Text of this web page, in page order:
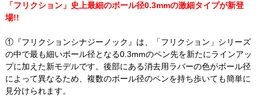
「フリクション」史上最細のボール径0.3mmの激細タイプが新登
場!!
①『フリクションシナジーノック』は、「フリクション」シリーズ
の中で最も細いボール径となる0.3mmのペン先を新たにラインアッ
プに加えた新モデルです。後部にある消去用ラバーの色がボール径
によって異なるため、複数のボール径のペンを持ち歩いても簡単に
見分けられます。